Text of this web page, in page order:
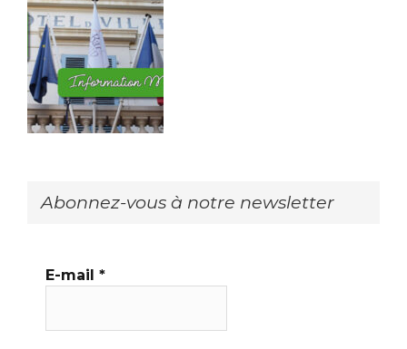
Abonnez-vous à notre newsletter
E-mail *